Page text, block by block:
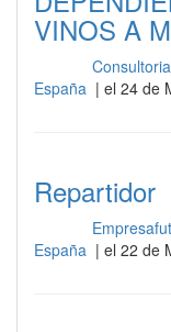
VINOS A
España | el 24 de
Repartidor
Empresafut
España | el 22 de